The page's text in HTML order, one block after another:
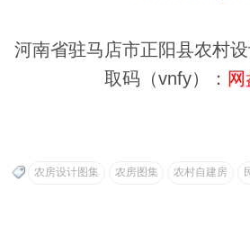
河南省驻马店市正阳县农
取码（vnfy）：
农房设计图集 农房图集 农村自建房